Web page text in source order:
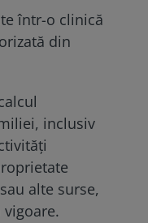
într-o clinică
din
inclusiv
alte surse,